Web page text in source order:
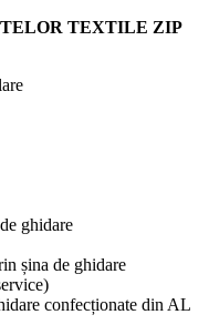
TEXTILE ZIP
ghidare
șina de ghidare
confecționate din AL